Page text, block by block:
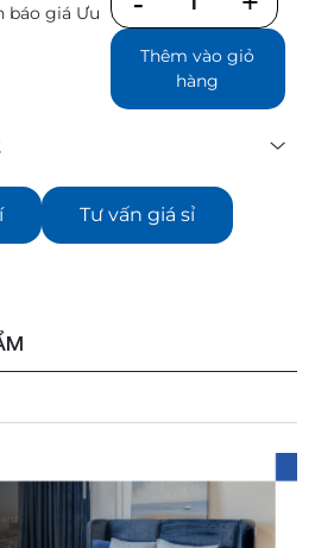
báo giá Ưu Số
lượng
Thêm vào giỏ
hàng
Tư vấn giá sỉ